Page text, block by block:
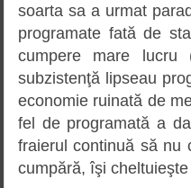
soarta sa a urmat
programate fată de
cumpere mare
subzistenţă lipseau
economie ruinată de
fel de programată a
fraierul continuă să nu
cumpără, îşi